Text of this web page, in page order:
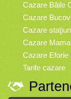
Cazare Băile
Cazare
Cazare
Cazare
Cazare Eforie
Tarife cazare